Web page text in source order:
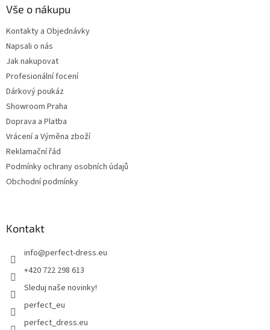
Vše o nákupu
Kontakty a Objednávky
Napsali o nás
Jak nakupovat
Profesionální focení
Dárkový poukáz
Showroom Praha
Doprava a Platba
Vrácení a Výměna zboží
Reklamační řád
Podmínky ochrany osobních údajů
Obchodní podmínky
Kontakt
info@perfect-dress.eu
+420 722 298 613
Sleduj naše novinky!
perfect_eu
perfect_dress.eu